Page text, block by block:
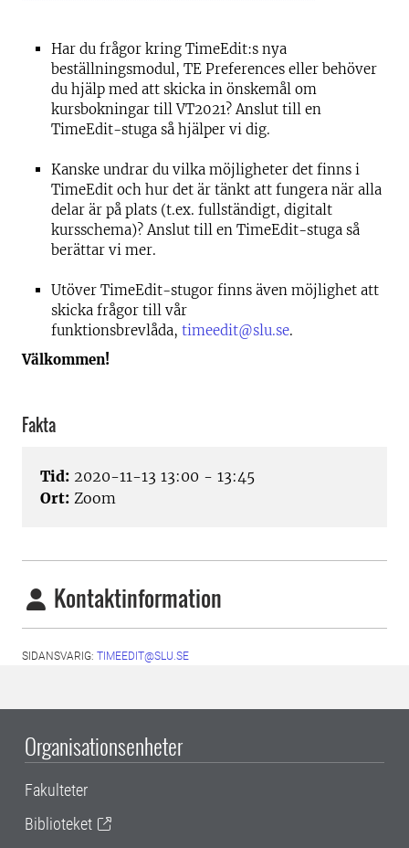
Har du frågor kring TimeEdit:s nya
beställningsmodul, TE Preferences eller behöver
du hjälp med att skicka in önskemål om
kursbokningar till VT2021? Anslut till en
TimeEdit-stuga så hjälper vi dig.
Kanske undrar du vilka möjligheter det finns i
TimeEdit och hur det är tänkt att fungera när alla
delar är på plats (t.ex. fullständigt, digitalt
kursschema)? Anslut till en TimeEdit-stuga så
berättar vi mer.
Utöver TimeEdit-stugor finns även möjlighet att
skicka frågor till vår
funktionsbrevlåda, timeedit@slu.se.
Välkommen!
Fakta
Tid: 2020-11-13 13:00 - 13:45
Ort: Zoom
Kontaktinformation
SIDANSVARIG: TIMEEDIT@SLU.SE
Organisationsenheter
Fakulteter
Biblioteket